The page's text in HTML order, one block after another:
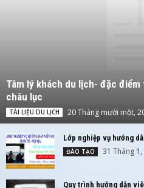
Tâm lý khách du lịch- đặc
châu lục
TÀI LIỆU DU LỊCH 20 Tháng mười một,
Lớp nghiệp vụ hướng
ĐÀO TẠO 31 Tháng
Quy trình hướng dẫn